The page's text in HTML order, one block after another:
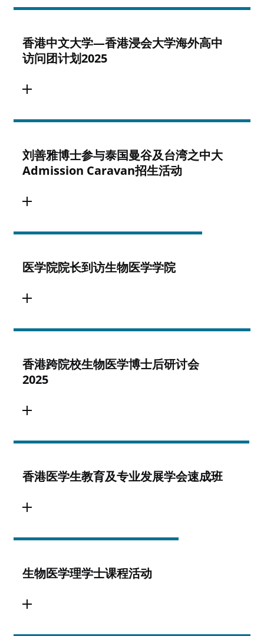
香港中文大学—香港浸会大学海外高中
访问团计划2025
刘善雅博士参与泰国曼谷及台湾之中大
Admission Caravan招生活动
医学院院长到访生物医学学院
香港跨院校生物医学博士后研讨会
2025
香港医学生教育及专业发展学会速成班
生物医学理学士课程活动